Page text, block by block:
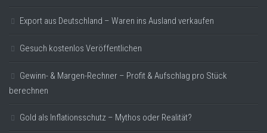
Export aus Deutschland – Waren ins Ausland verkaufen
Gesuch kostenlos Veröffentlichen
Gewinn- & Margen-Rechner – Profit & Aufschlag pro Stück
berechnen
Gold als Inflationsschutz – Mythos oder Realität?